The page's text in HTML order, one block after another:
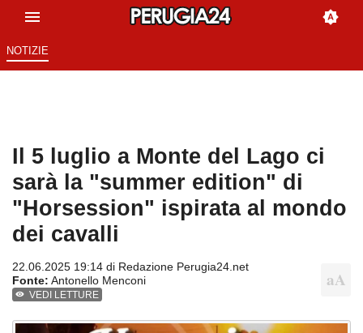
NOTIZIE
Il 5 luglio a Monte del Lago ci
sarà la "summer edition" di
"Horsession" ispirata al mondo
dei cavalli
22.06.2025 19:14 di Redazione Perugia24.net
Fonte: Antonello Menconi
VEDI LETTURE